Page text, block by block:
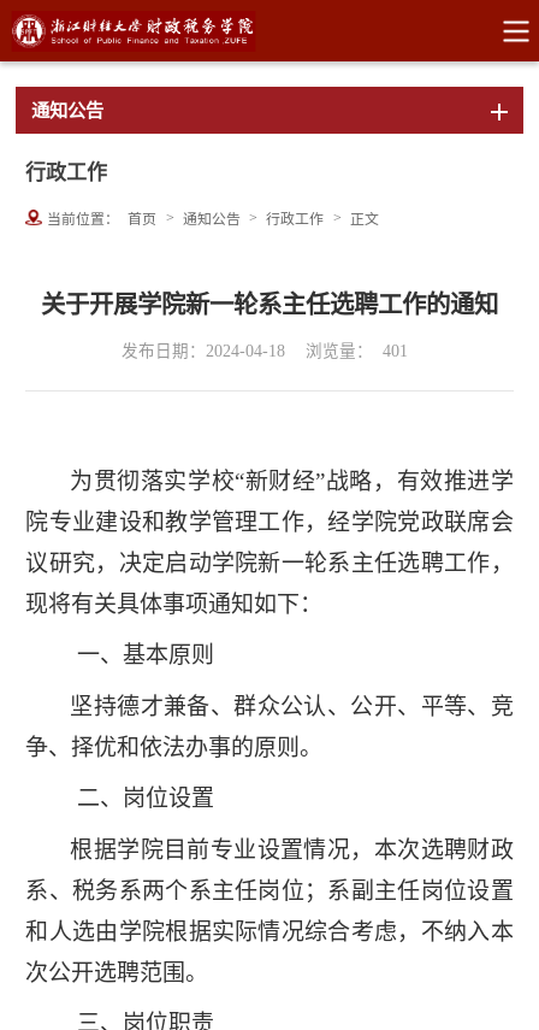
通知公告
行政工作
当前位置： 首页 > 通知公告 > 行政工作 > 正文
关于开展学院新一轮系主任选聘工作的通知
发布日期：2024-04-18 浏览量： 401
为贯彻落实学校“新财经”战略，有效推进学
院专业建设和教学管理工作，经学院党政联席会
议研究，决定启动学院新一轮系主任选聘工作，
现将有关具体事项通知如下：
一、基本原则
坚持德才兼备、群众公认、公开、平等、竞
争、择优和依法办事的原则。
二、岗位设置
根据学院目前专业设置情况，本次选聘财政
系、税务系两个系主任岗位；系副主任岗位设置
和人选由学院根据实际情况综合考虑，不纳入本
次公开选聘范围。
三、岗位职责